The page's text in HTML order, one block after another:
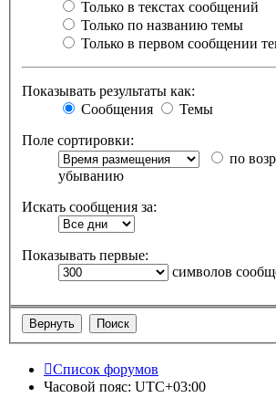
Только в текстах сообщений
Только по названию темы
Только в первом сообщении
Показывать результаты как:
Сообщения
Темы
Поле сортировки:
по
убыванию
Искать сообщения за:
Показывать первые:
символов
Список форумов
Часовой пояс: UTC+03:00